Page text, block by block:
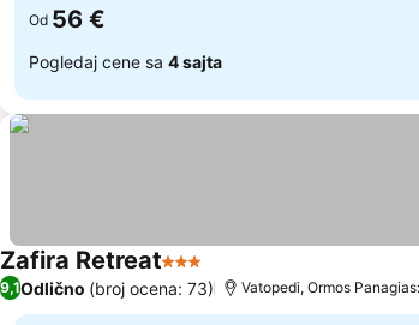
Od 56 €
Pogledaj cene sa 4 sajta
Zafira Retreat3 ZvezdicePogledaj cene
9,1Odlično (broj ocena: 73) Vatopedi, Ormos